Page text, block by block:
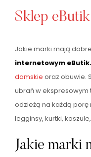
Sklep
Jakie marki mają
internetowym
damskie oraz obuwie.
ubrań w ekspresowym
odzieżą na każdą porę
legginsy, kurtki,
Jakie marki